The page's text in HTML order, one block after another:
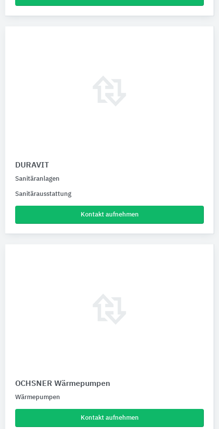
DURAVIT
Sanitäranlagen
Sanitärausstattung
Kontakt aufnehmen
OCHSNER Wärmepumpen
Wärmepumpen
Kontakt aufnehmen